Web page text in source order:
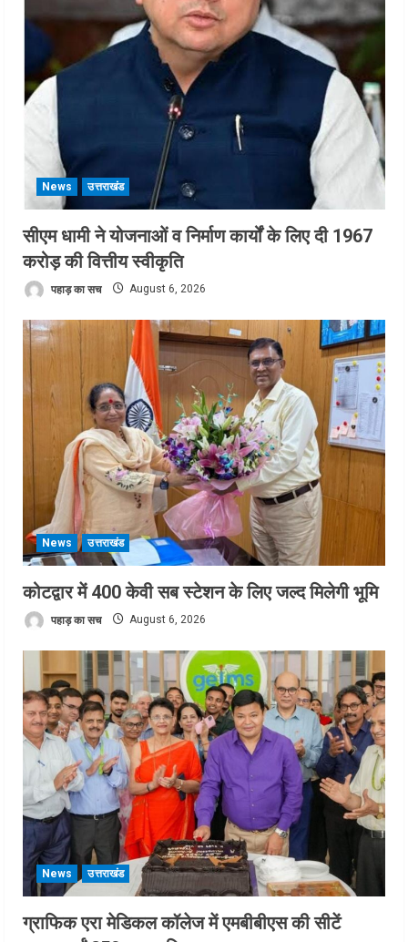
News उत्तराखंड
सीएम धामी ने योजनाओं व निर्माण कार्यों के लिए दी 1967
करोड़ की वित्तीय स्वीकृति
पहाड़ का सच August 6, 2026
News उत्तराखंड
कोटद्वार में 400 केवी सब स्टेशन के लिए जल्द मिलेगी भूमि
पहाड़ का सच August 6, 2026
News उत्तराखंड
ग्राफिक एरा मेडिकल कॉलेज में एमबीबीएस की सीटें